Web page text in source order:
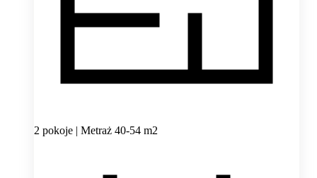
2 pokoje | Metraż 40-54 m2